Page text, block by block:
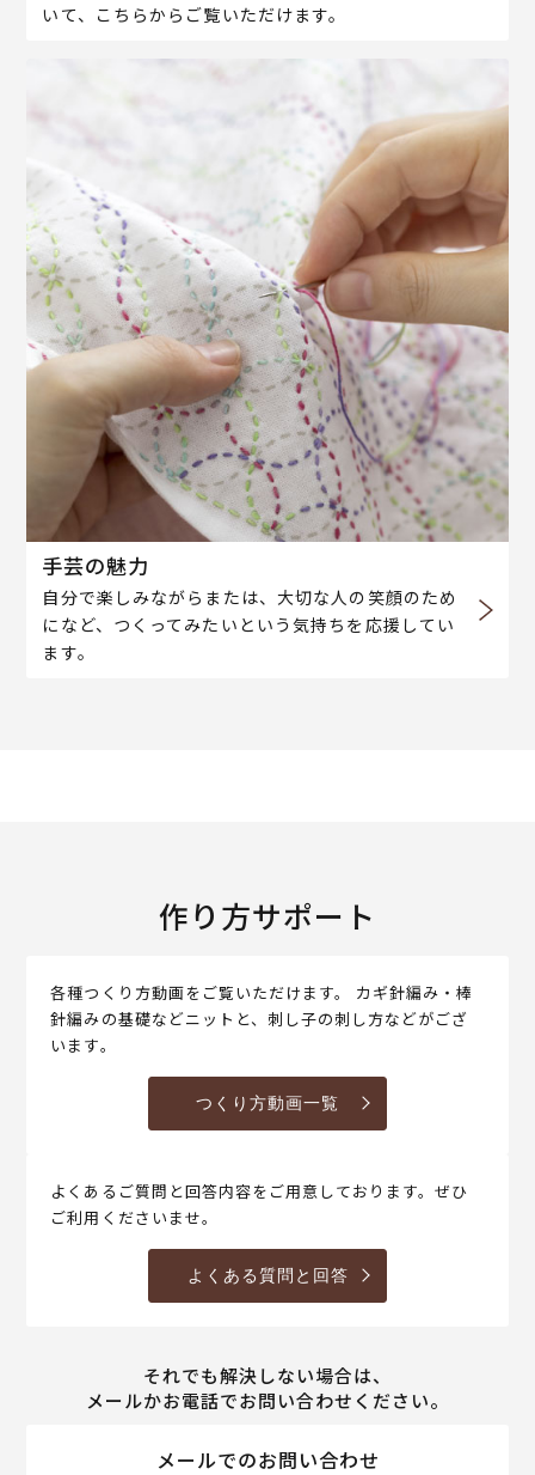
いて、こちらからご覧いただけます。
手芸の魅力
自分で楽しみながらまたは、大切な人の笑顔のため
になど、つくってみたいという気持ちを応援してい
ます。
作り方サポート
各種つくり方動画をご覧いただけます。 カギ針編み・棒
針編みの基礎などニットと、刺し子の刺し方などがござ
います。
つくり方動画一覧
よくあるご質問と回答内容をご用意しております。ぜひ
ご利用くださいませ。
よくある質問と回答
それでも解決しない場合は、
メールかお電話でお問い合わせください。
メールでのお問い合わせ